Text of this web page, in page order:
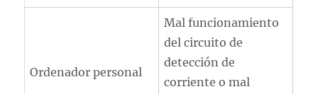
Ordenador personal
Mal funcionamiento
del circuito de
detección de
corriente o mal